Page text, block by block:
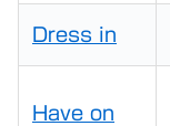
Dress in
Have on